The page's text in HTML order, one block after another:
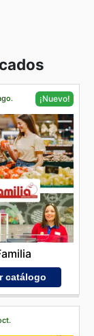
¡Nuevo!
catálogo